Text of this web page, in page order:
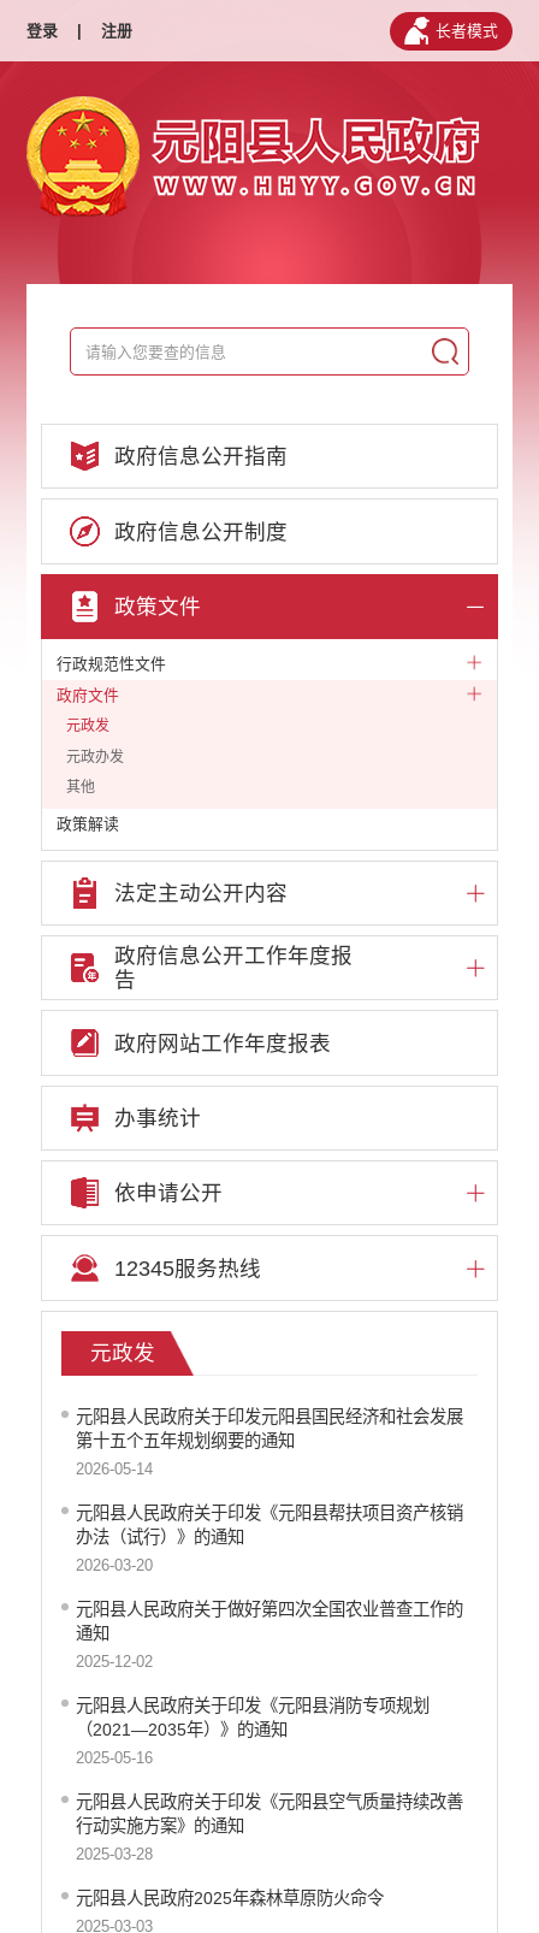
登录 | 注册 长者模式
政府信息公开指南
政府信息公开制度
政策文件
行政规范性文件
政府文件
元政发
元政办发
其他
政策解读
法定主动公开内容
政府信息公开工作年度报
告
政府网站工作年度报表
办事统计
依申请公开
12345服务热线
元政发
元阳县人民政府关于印发元阳县国民经济和社会发展
第十五个五年规划纲要的通知
2026-05-14
元阳县人民政府关于印发《元阳县帮扶项目资产核销
办法（试行）》的通知
2026-03-20
元阳县人民政府关于做好第四次全国农业普查工作的
通知
2025-12-02
元阳县人民政府关于印发《元阳县消防专项规划
（2021—2035年）》的通知
2025-05-16
元阳县人民政府关于印发《元阳县空气质量持续改善
行动实施方案》的通知
2025-03-28
元阳县人民政府2025年森林草原防火命令
2025-03-03